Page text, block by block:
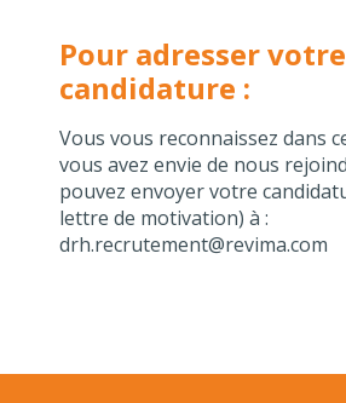
Pour adresser votre
candidature :
Vous vous reconnaissez dans
vous avez envie de nous
pouvez envoyer votre
lettre de motivation) à :
drh.recrutement@revima.com